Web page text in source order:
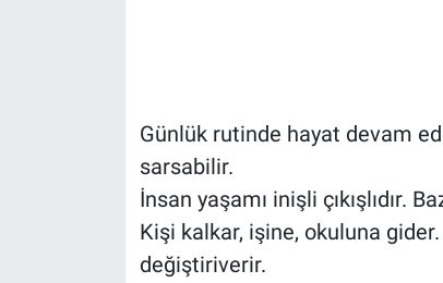
Günlük rutinde hayat devam
sarsabilir.
İnsan yaşamı inişli çıkışlıdır.
Kişi kalkar, işine, okuluna
değiştiriverir.